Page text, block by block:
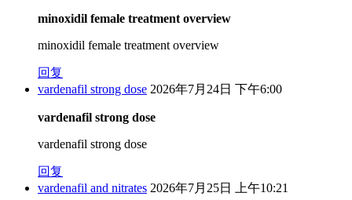
minoxidil female treatment overview
minoxidil female treatment overview
回复
vardenafil strong dose 2026年7月24日 下午6:00
vardenafil strong dose
vardenafil strong dose
回复
vardenafil and nitrates 2026年7月25日 上午10:21